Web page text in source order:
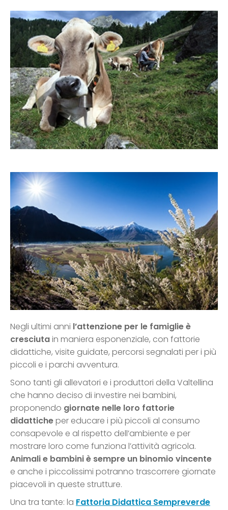
Negli ultimi anni l’attenzione per le famiglie è
cresciutain maniera esponenziale, con fattorie
didattiche, visite guidate, percorsi segnalati per i più
piccoli e i parchi avventura.
Sono tanti gli allevatori e i produttori della Valtellina
che hanno deciso di investire nei bambini,
proponendo giornate nelle loro fattorie
didatticheper educare i più piccoli al consumo
consapevole e al rispetto dell’ambiente e per
mostrare loro come funziona l’attività agricola.
Animali e bambini è sempre un binomio vincente
e anche i piccolissimi potranno trascorrere giornate
piacevoli in queste strutture.
Una tra tante: la Fattoria Didattica Sempreverde